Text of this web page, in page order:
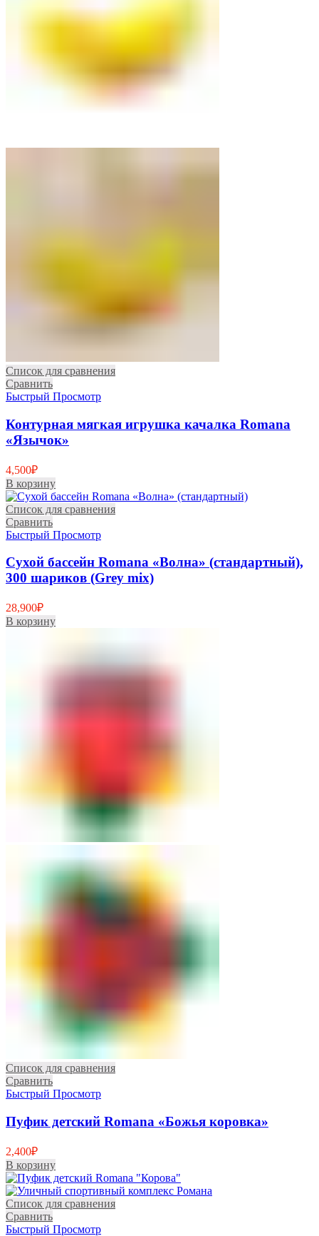
Список для сравнения
Сравнить
Быстрый Просмотр
Контурная мягкая игрушка качалка Romana
«Язычок»
4,500₽
В корзину
Список для сравнения
Сравнить
Быстрый Просмотр
Сухой бассейн Romana «Волна» (стандартный),
300 шариков (Grey mix)
28,900₽
В корзину
Список для сравнения
Сравнить
Быстрый Просмотр
Пуфик детский Romana «Божья коровка»
2,400₽
В корзину
Список для сравнения
Сравнить
Быстрый Просмотр